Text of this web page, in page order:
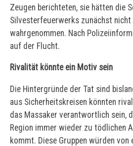
Zeugen berichteten, sie hätten die
Silvesterfeuerwerks zunächst nicht
wahrgenommen. Nach
auf der Flucht.
Rivalität könnte ein Motiv sein
Die Hintergründe der Tat sind
aus Sicherheitskreisen könnten
das Massaker verantwortlich sein,
Region immer wieder zu tödlichen
kommt. Diese Gruppen würden von